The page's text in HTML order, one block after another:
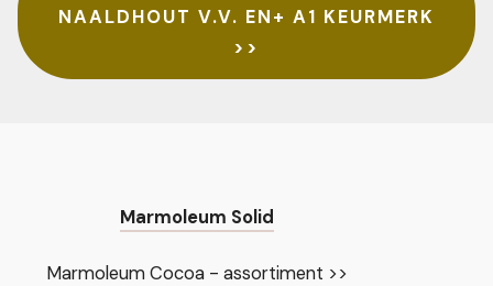
NAALDHOUT V.V. EN+ A1 KEURMERK
>>
Marmoleum Solid
Marmoleum Cocoa - assortiment >>